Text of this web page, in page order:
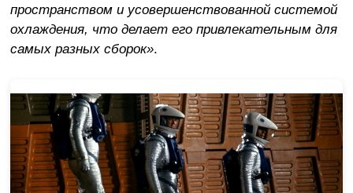
пространством и усовершенствованной системой
охлаждения, что делает его привлекательным для
самых разных сборок».